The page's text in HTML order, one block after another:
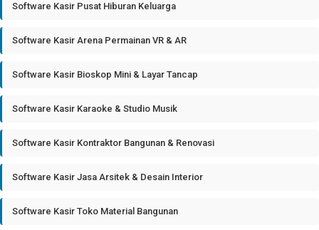
Software Kasir Pusat Hiburan Keluarga
Software Kasir Arena Permainan VR & AR
Software Kasir Bioskop Mini & Layar Tancap
Software Kasir Karaoke & Studio Musik
Software Kasir Kontraktor Bangunan & Renovasi
Software Kasir Jasa Arsitek & Desain Interior
Software Kasir Toko Material Bangunan